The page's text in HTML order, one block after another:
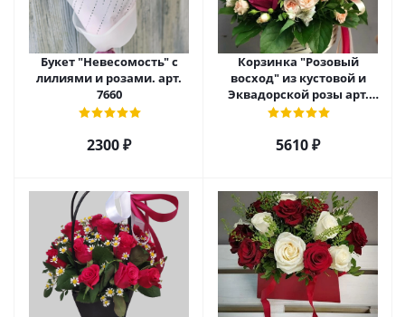
Букет "Невесомость" с
лилиями и розами. арт.
7660
2300 ₽
Корзинка "Розовый
восход" из кустовой и
Эквадорской розы арт.
5520
5610 ₽